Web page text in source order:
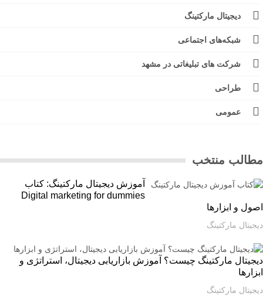
دیجیتال مارکتینگ
شبکه‌های اجتماعی
شرکت های تبلیغاتی در مشهد
طراحی
عمومی
منتخب
آموزش دیجیتال مارکتینگ: کتاب
Digital marketing for dummies
و ابزارها
مارکتینگ
مارکتینگ چیست؟ آموزش بازاریابی دیجیتال، استراتژی و
مارکتینگ